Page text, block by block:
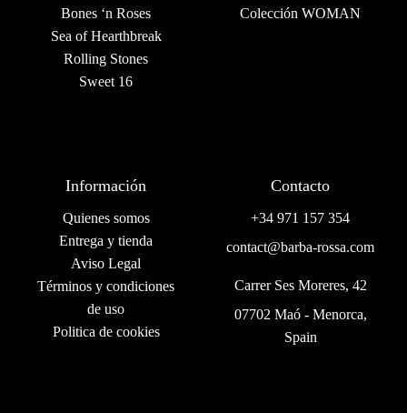
Bones ‘n Roses
Sea of Hearthbreak
Rolling Stones
Sweet 16
Colección WOMAN
Información
Quienes somos
Entrega y tienda
Aviso Legal
Términos y condiciones
de uso
Politica de cookies
Contacto
+34 971 157 354
contact@barba-rossa.com
Carrer Ses Moreres, 42
07702 Maó - Menorca,
Spain